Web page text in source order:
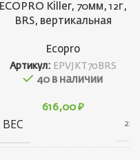
ECOPRO Killer, 70мм, 12г,
BRS, вертикальная
Ecopro
Артикул: EPVJKT70BRS
40 в наличии
616,00 ₽
ВЕС 22 г